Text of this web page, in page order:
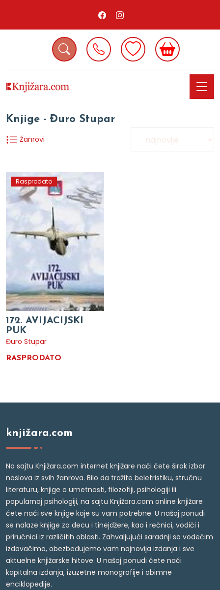
Knjige - Đuro Stupar
Žanrovi
Rasprodato
172. AVIJACIJSKI
PUK
Đuro Stupar
RASPRODATO
knjižara.com
Na sajtu Knjižara.com internet knjižare naći ćete širok izbor
naslova iz svih žanrova. Bilo da tražite beletristiku, stručnu
literaturu, knjige o umetnosti, filozofiji, psihologiji ili
popularnoj psihologiji, na sajtu Knjižara.com online knjižare
ćete naći sve knjige koje su vam potrebne. U našoj ponudi
se nalaze knjige za decu i tinejdžere, kao i rečnici, vodiči i
priručnici iz različitih oblasti. Zahvaljujući saradnji sa vodećim
izdavačima, obezbeđujemo vam najnovija izdanja i sve
aktuelne knjižarske hitove. U našoj ponudi ćete naći
kapitalna izdanja, izuzetne monografije i obimne
enciklopedije.